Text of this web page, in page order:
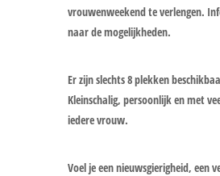
vrouwenweekend te verlengen.
naar de mogelijkheden.
Er zijn slechts 8 plekken
Kleinschalig, persoonlijk en met
iedere vrouw.
Voel je een nieuwsgierigheid, een